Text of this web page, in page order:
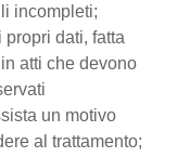
incompleti;
dati, fatta
atti che devono
un motivo
al trattamento;